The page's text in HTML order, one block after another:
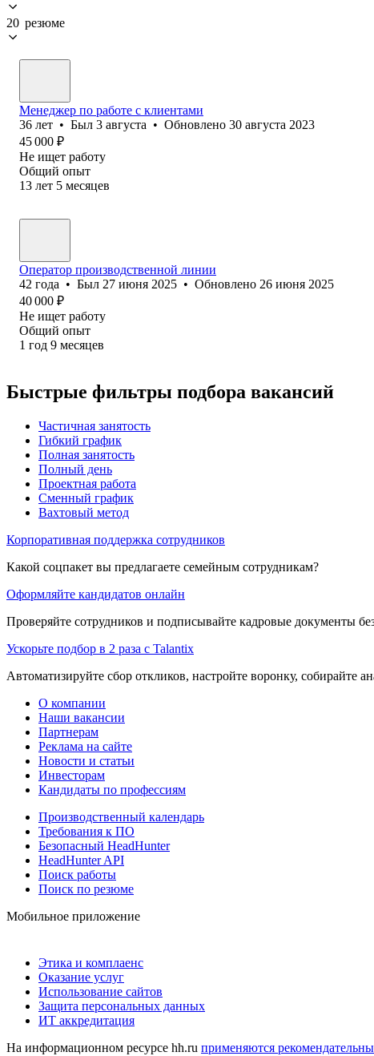
20 резюме
Менеджер по работе с клиентами
36 лет • Был 3 августа • Обновлено 30 августа 2023
45 000 ₽
Не ищет работу
Общий опыт
13 лет 5 месяцев
Оператор производственной линии
42 года • Был 27 июня 2025 • Обновлено 26 июня 2025
40 000 ₽
Не ищет работу
Общий опыт
1 год 9 месяцев
Быстрые фильтры подбора вакансий
Частичная занятость
Гибкий график
Полная занятость
Полный день
Проектная работа
Сменный график
Вахтовый метод
Корпоративная поддержка сотрудников
Какой соцпакет вы предлагаете семейным сотрудникам?
Оформляйте кандидатов онлайн
Проверяйте сотрудников и подписывайте кадровые документы
Ускорьте подбор в 2 раза с Talantix
Автоматизируйте сбор откликов, настройте воронку, собирайте
О компании
Наши вакансии
Партнерам
Реклама на сайте
Новости и статьи
Инвесторам
Кандидаты по профессиям
Производственный календарь
Требования к ПО
Безопасный HeadHunter
HeadHunter API
Поиск работы
Поиск по резюме
Мобильное приложение
Этика и комплаенс
Оказание услуг
Использование сайтов
Защита персональных данных
ИТ аккредитация
На информационном ресурсе hh.ru применяются